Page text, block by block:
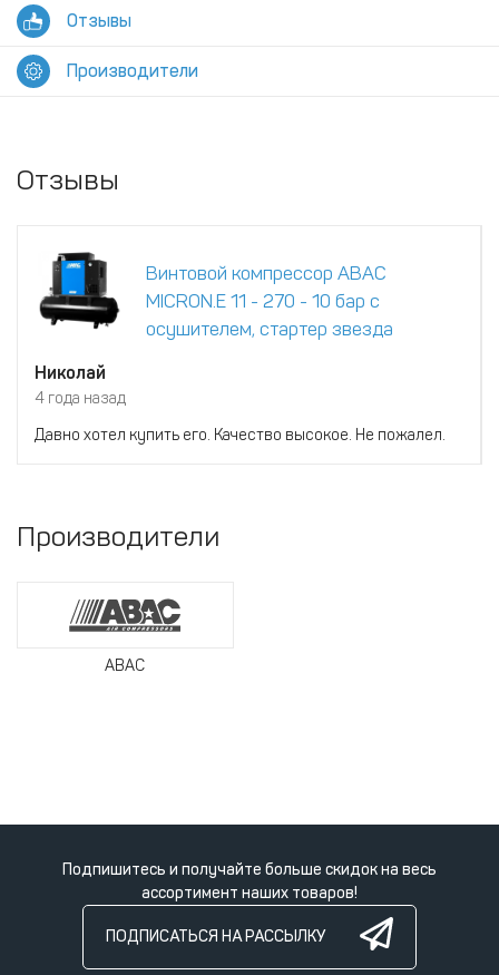
Отзывы
Производители
Отзывы
Винтовой компрессор ABAC
MICRON.E 11 - 270 - 10 бар с
осушителем, стартер звезда
Николай
4 года назад
Давно хотел купить его. Качество высокое. Не пожалел.
Производители
ABAC
Подпишитесь и получайте больше скидок на весь
ассортимент наших товаров!
ПОДПИСАТЬСЯ НА РАССЫЛКУ